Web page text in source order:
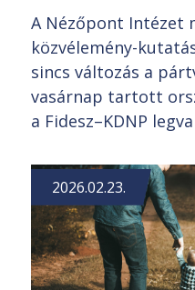
A Nézőpont Intézet
közvélemény-
sincs változás a
vasárnap tartott
a Fidesz–KDNP
2026.02.23.